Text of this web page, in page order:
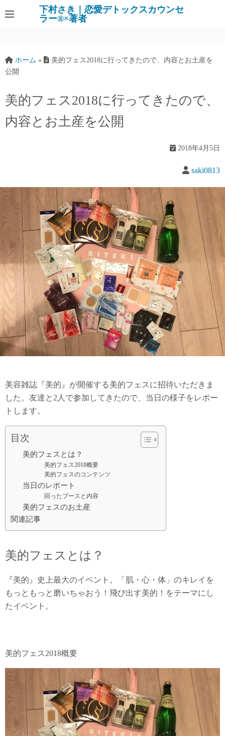
下村さき｜恋愛デトックスカウンセ
ラー®×著者
ホーム »
美的フェス2018に行ってきたので、内容とお土産を
公開
美的フェス2018に行ってきたので、
内容とお土産を公開
2018年4月5日
saki0813
美容雑誌『美的』が開催する美的フェスに招待いただきま
した。友達と2人で参加してきたので、当日の様子をレポー
トします。
目次
美的フェスとは？
美的フェス2018概要
美的フェスのコンテンツ
当日のレポート
回ったブースと内容
美的フェスのお土産
関連記事
美的フェスとは？
『美的』史上最大のイベント。「肌・心・体」のキレイを
もっともっと磨いちゃおう！飛び出す美的！をテーマにし
たイベント。
美的フェス2018概要